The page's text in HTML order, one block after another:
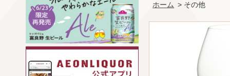
ホーム > その他